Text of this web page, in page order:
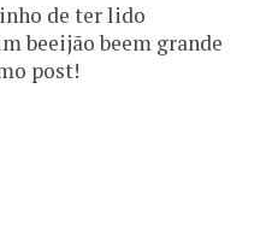
de ter lido
beeijão beem grande
post!